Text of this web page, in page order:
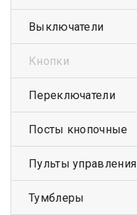
Выключатели
Кнопки
Переключатели
Посты кнопочные
Пульты управления
Тумблеры